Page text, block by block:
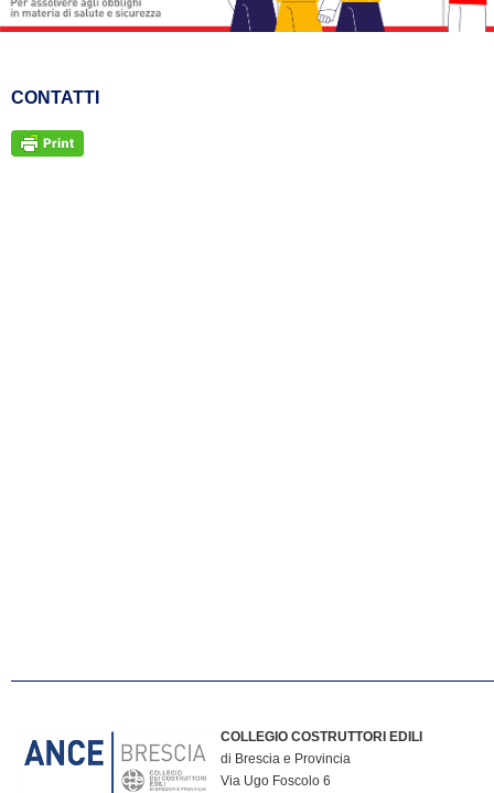
CONTATTI
COLLEGIO COSTRUTTORI EDILI
di Brescia e Provincia
Via Ugo Foscolo 6